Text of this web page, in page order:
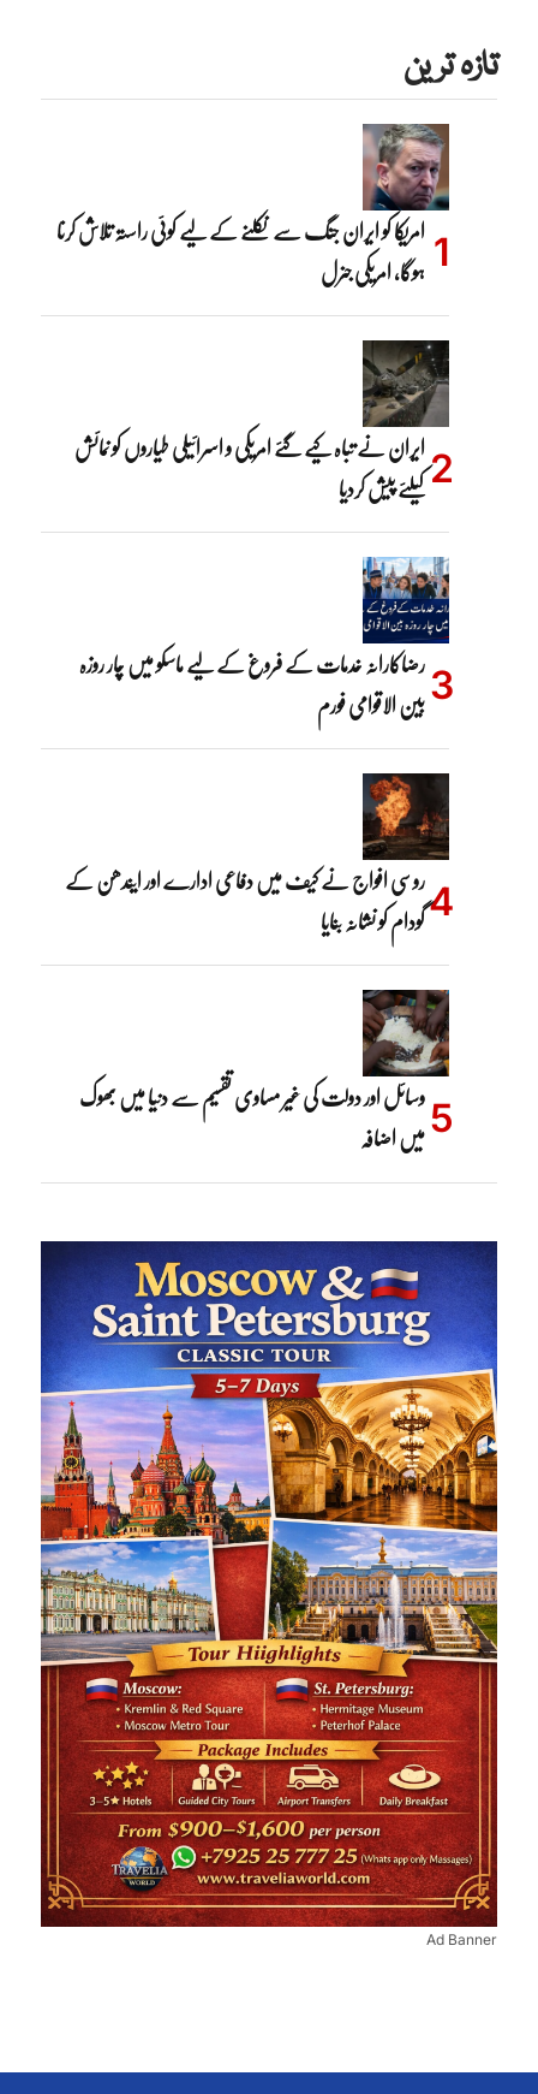
تازہ ترین
امریکا کو ایران جنگ سے نکلنے کے لیے کوئی راستہ تلاش کرنا
ہوگا، امریکی جنرل
ایران نے تباہ کیے گئے امریکی و اسرائیلی طیاروں کو نمائش
کیلئے پیش کردیا
رضاکارانہ خدمات کے فروغ کے لیے ماسکو میں چار روزہ
بین الاقوامی فورم
روسی افواج نے کیف میں دفاعی ادارے اور ایندھن کے
گودام کو نشانہ بنایا
وسائل اور دولت کی غیر مساوی تقسیم سے دنیا میں بھوک
میں اضافہ
Ad Banner